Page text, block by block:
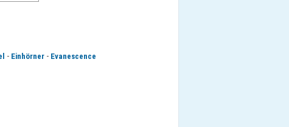
- Einhörner- Evanescence